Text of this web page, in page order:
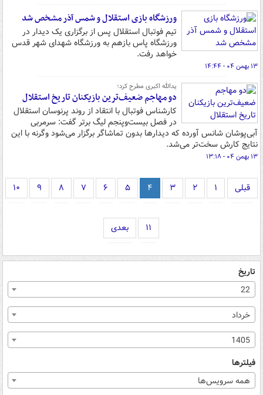
ورزشگاه بازی استقلال و شمس آذر مشخص شد
تیم فوتبال استقلال پس از برگزاری یک دیدار در
ورزشگاه پاس بازهم به ورزشگاه شهدای شهر قدس
خواهد رفت.
۱۳ بهمن ۰۴ - ۱۴:۴۴
یدالله اکبری مطرح کرد؛
دو مهاجم ضعیف‌ترین بازیکنان تاریخ استقلال
کارشناس فوتبال با انتقاد از روند پرنوسان استقلال
در فصل بیست‌وپنجم لیگ برتر گفت: سرمربی
آبی‌پوشان شانس آورده که دیدارها بدون تماشاگر برگزار می‌شود وگرنه با این
نتایج کارش سخت‌تر می‌شد.
۱۳ بهمن ۰۴ - ۱۳:۱۸
قبلی ۱ ۲ ۳ ۴ ۵ ۶ ۷ ۸ ۹ ۱۰
۱۱ بعدی
تاریخ
22
خرداد
1405
فیلترها
همه سرویس‌ها